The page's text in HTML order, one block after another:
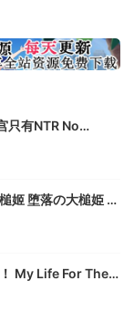
只有NTR No
姬 堕落の大槌姫 官
My Life For Thee!